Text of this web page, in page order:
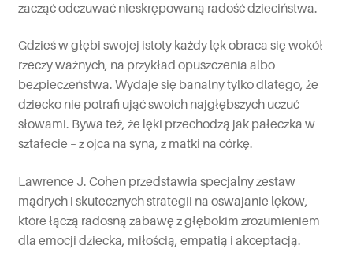
zacząć odczuwać nieskrępowaną radość dzieciństwa.
Gdzieś w głębi swojej istoty każdy lęk obraca się wokół
rzeczy ważnych, na przykład opuszczenia albo
bezpieczeństwa. Wydaje się banalny tylko dlatego, że
dziecko nie potrafi ująć swoich najgłębszych uczuć
słowami. Bywa też, że lęki przechodzą jak pałeczka w
sztafecie – z ojca na syna, z matki na córkę.
Lawrence J. Cohen przedstawia specjalny zestaw
mądrych i skutecznych strategii na oswajanie lęków,
które łączą radosną zabawę z głębokim zrozumieniem
dla emocji dziecka, miłością, empatią i akceptacją.